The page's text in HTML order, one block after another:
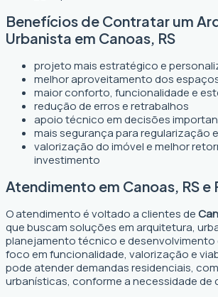
Benefícios de Contratar um
Urbanista em Canoas, RS
projeto mais estratégico e
melhor aproveitamento dos
maior conforto, funcionalidade e
redução de erros e retrabalhos
apoio técnico em decisões
mais segurança para regularização
valorização do imóvel e melhor
investimento
Atendimento em Canoas, RS e
O atendimento é voltado a clientes de
que buscam soluções em arquitetura,
planejamento técnico e desenvolvimento
foco em funcionalidade, valorização e
pode atender demandas residenciais,
urbanísticas, conforme a necessidade de